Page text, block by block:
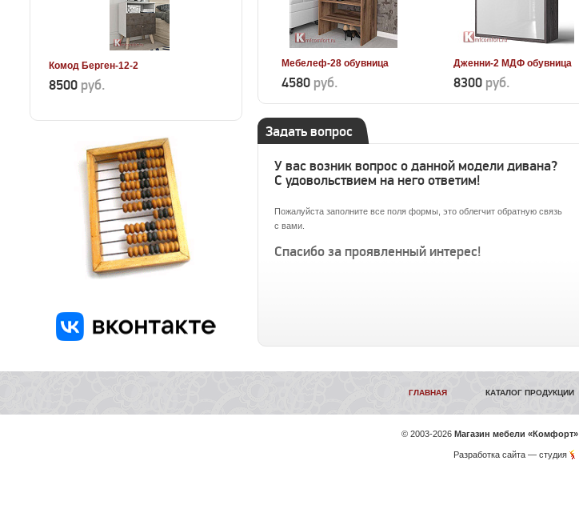
Комод Берген-12-2
8500 руб.
Мебелеф-28 обувница
4580 руб.
Дженни-2 МДФ обувница
8300 руб.
Задать вопрос
У вас возник вопрос о данной модели дивана?
С удовольствием на него ответим!
Пожалуйста заполните все поля формы, это облегчит обратную связь
с вами.
Спасибо за проявленный интерес!
ГЛАВНАЯ КАТАЛОГ ПРОДУКЦИИ
© 2003-2026 Магазин мебели «Комфорт»
Разработка сайта— студия